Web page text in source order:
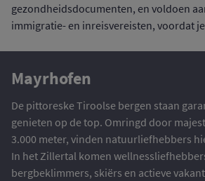
gezondheidsdocumenten, en voldoen
immigratie- en inreisvereisten, voordat
Mayrhofen
De pittoreske Tiroolse bergen staan
genieten op de top. Omringd door
3.000 meter, vinden natuurliefhebbers
In het Zillertal komen
bergbeklimmers, skiërs en actieve